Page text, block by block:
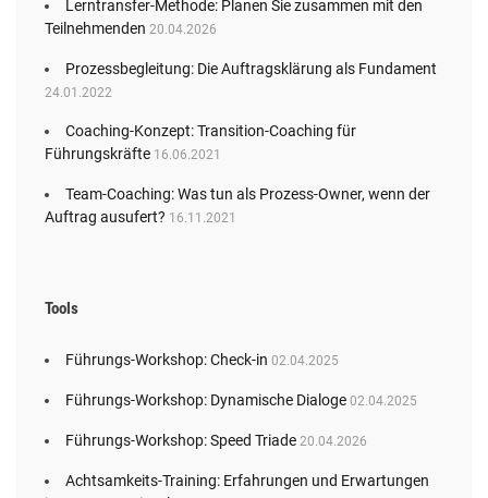
Lerntransfer-Methode: Planen Sie zusammen mit den
Teilnehmenden 20.04.2026
Prozessbegleitung: Die Auftragsklärung als Fundament
24.01.2022
Coaching-Konzept: Transition-Coaching für
Führungskräfte 16.06.2021
Team-Coaching: Was tun als Prozess-Owner, wenn der
Auftrag ausufert? 16.11.2021
Tools
Führungs-Workshop: Check-in 02.04.2025
Führungs-Workshop: Dynamische Dialoge 02.04.2025
Führungs-Workshop: Speed Triade 20.04.2026
Achtsamkeits-Training: Erfahrungen und Erwartungen